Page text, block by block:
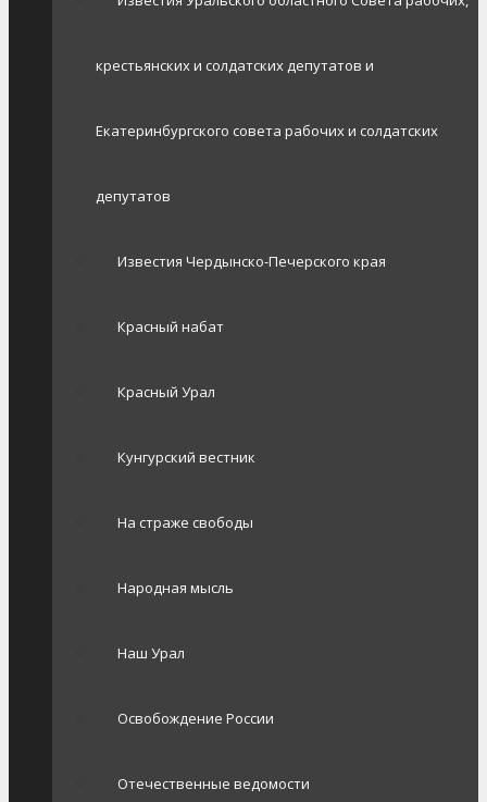
крестьянских и солдатских депутатов и
Екатеринбургского совета рабочих и солдатских
депутатов
Известия Чердынско-Печерского края
Красный набат
Красный Урал
Кунгурский вестник
На страже свободы
Народная мысль
Наш Урал
Освобождение России
Отечественные ведомости